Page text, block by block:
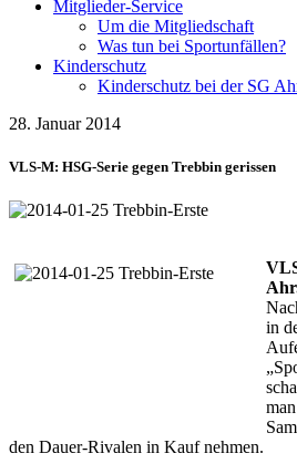
Mitglieder-Service
Um die Mitgliedschaft
Was tun bei Sportunfällen?
Kinderschutz
Kinderschutz bei der SG
28. Januar 2014
VLS-M: HSG-Serie gegen Trebbin gerissen
in
den Dauer-Rivalen in Kauf nehmen.